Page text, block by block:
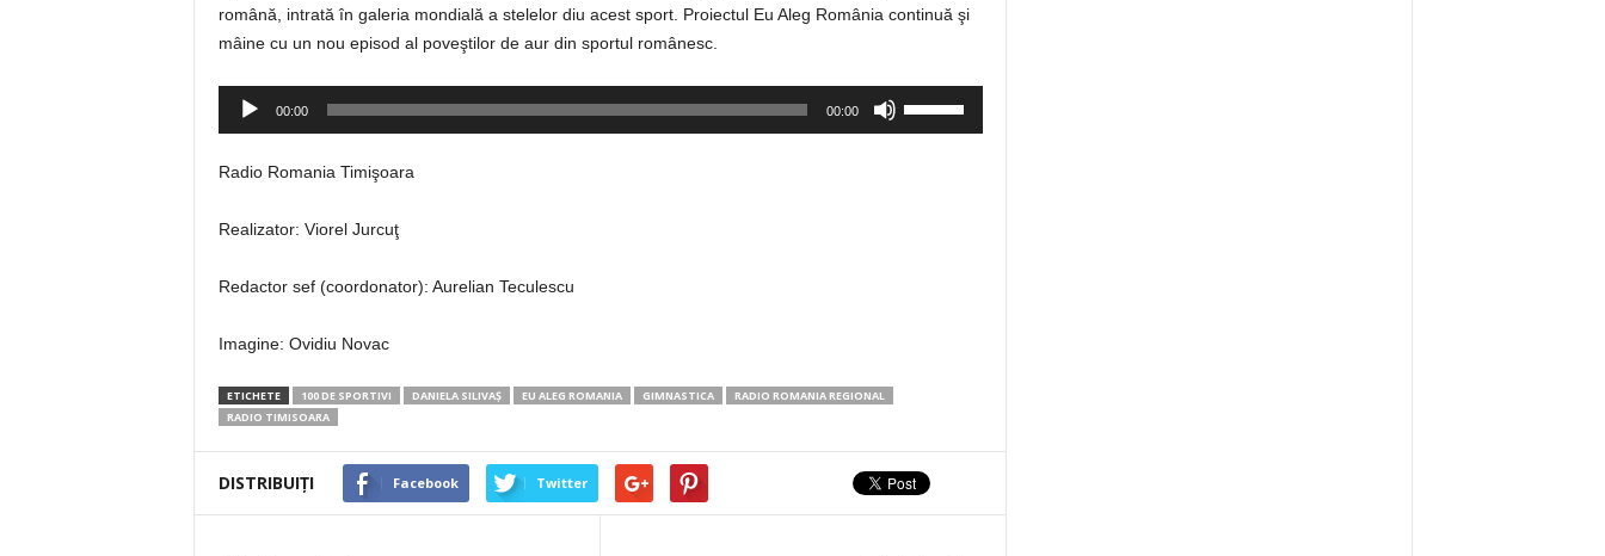
română, intrată în galeria mondială a stelelor diu acest sport. Proiectul Eu Aleg România continuă şi
mâine cu un nou episod al poveştilor de aur din sportul românesc.
Player
00:00 00:00
Radio Romania Timişoara
Realizator: Viorel Jurcuţ
Redactor sef (coordonator): Aurelian Teculescu
Imagine: Ovidiu Novac
ETICHETE 100 DE SPORTIVI DANIELA SILIVAŞ EU ALEG ROMANIA GIMNASTICA
RADIO ROMANIA REGIONAL
RADIO TIMISOARA
DISTRIBUIȚI Facebook Twitter